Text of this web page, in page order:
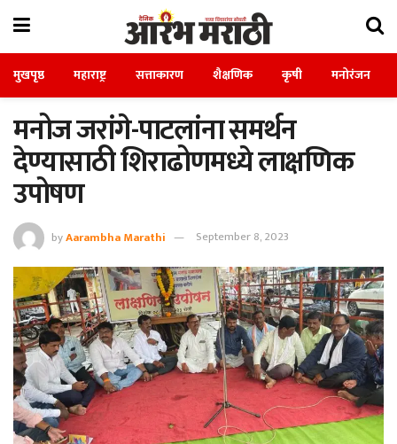
मुखपृष्ठ महाराष्ट्र सत्ताकारण शैक्षणिक कृषी मनोरंजन
मनोज जरांगे-पाटलांना समर्थन
देण्यासाठी शिराढोणमध्ये लाक्षणिक
उपोषण
byAarambha Marathi September 8, 2023